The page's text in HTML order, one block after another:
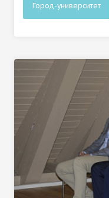
Город-университет